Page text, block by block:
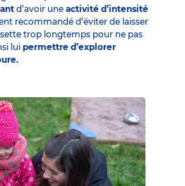
d’avoir une activité d’intensité
recommandé d’éviter de laisser
trop longtemps pour ne pas
luipermettre d’explorer